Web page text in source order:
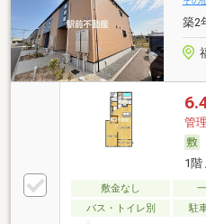
築2
管
1階
敷金なし
バス・トイレ別
駐